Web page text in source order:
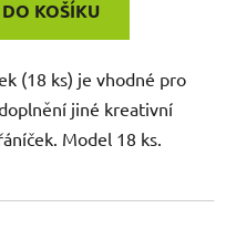
DO KOŠÍKU
(18 ks) je vhodné pro
jiné kreativní
Model 18 ks.